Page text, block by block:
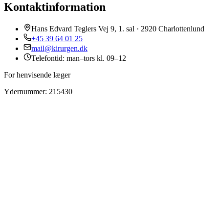
Kontaktinformation
Hans Edvard Teglers Vej 9, 1. sal · 2920 Charlottenlund
+45 39 64 01 25
mail@kirurgen.dk
Telefontid: man–tors kl. 09–12
For henvisende læger
Ydernummer: 215430